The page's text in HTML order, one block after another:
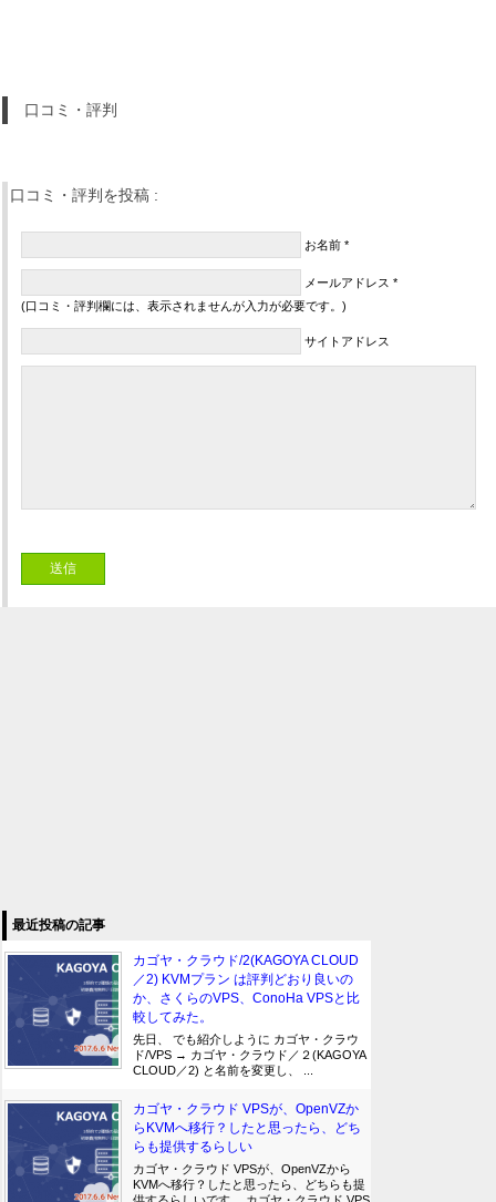
口コミ・評判
口コミ・評判を投稿 :
お名前 *
メールアドレス *
(口コミ・評判欄には、表示されませんが入力が必要です。)
サイトアドレス
最近投稿の記事
カゴヤ・クラウド/2(KAGOYA CLOUD
／2) KVMプラン は評判どおり良いの
か、さくらのVPS、ConoHa VPSと比
較してみた。
先日、 でも紹介しように カゴヤ・クラウ
ド/VPS → カゴヤ・クラウド／２(KAGOYA
CLOUD／2) と名前を変更し、 ...
カゴヤ・クラウド VPSが、OpenVZか
らKVMへ移行？したと思ったら、どち
らも提供するらしい
カゴヤ・クラウド VPSが、OpenVZから
KVMへ移行？したと思ったら、どちらも提